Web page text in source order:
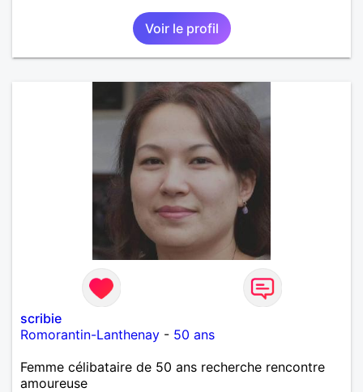
Voir le profil
scribie
Romorantin-Lanthenay - 50 ans
Femme célibataire de 50 ans recherche rencontre
amoureuse